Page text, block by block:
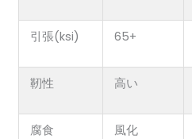
引張(ksi) 65+
靭性 高い
腐食 風化